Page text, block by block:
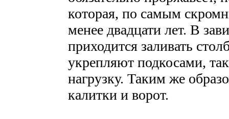
которая, по самым
менее двадцати лет. В
приходится заливать
укрепляют подкосами,
нагрузку. Таким же
калитки и ворот.